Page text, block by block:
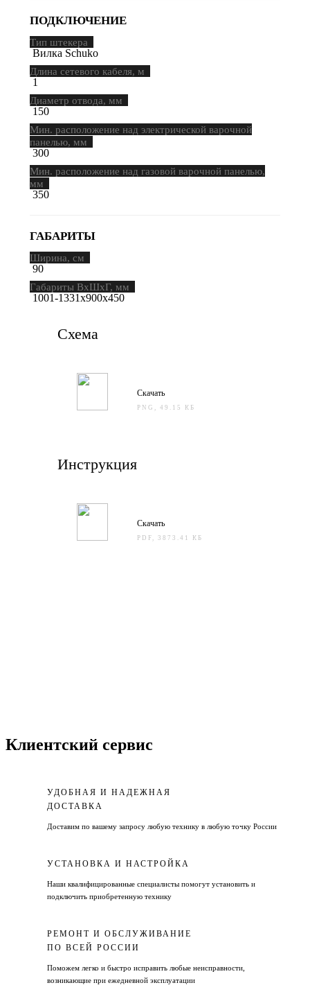
ПОДКЛЮЧЕНИЕ
Тип штекера
Вилка Schuko
Длина сетевого кабеля, м
1
Диаметр отвода, мм
150
Мин. расположение над электрической варочной
панелью, мм
300
Мин. расположение над газовой варочной панелью,
мм
350
ГАБАРИТЫ
Ширина, см
90
Габариты ВхШхГ, мм
1001-1331х900х450
Схема
Скачать
PNG, 49.15 КБ
Инструкция
Скачать
PDF, 3873.41 КБ
Клиентский сервис
УДОБНАЯ И НАДЕЖНАЯ
ДОСТАВКА
Доставим по вашему запросу любую технику в любую точку России
УСТАНОВКА И НАСТРОЙКА
Наши квалифицированные специалисты помогут установить и
подключить приобретенную технику
РЕМОНТ И ОБСЛУЖИВАНИЕ
ПО ВСЕЙ РОССИИ
Поможем легко и быстро исправить любые неисправности,
возникающие при ежедневной эксплуатации